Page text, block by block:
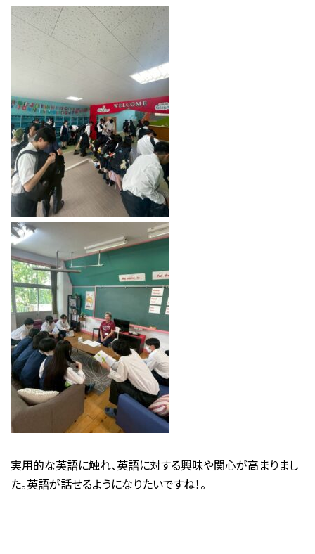
実用的な英語に触れ、英語に対する興味や関心が高まりまし
た。英語が話せるようになりたいですね！。